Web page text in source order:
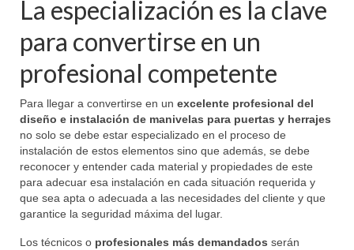
La especialización es la clave
para convertirse en un
profesional competente
Para llegar a convertirse en un excelente profesional del
diseño e instalación de manivelas para puertas y herrajes
no solo se debe estar especializado en el proceso de
instalación de estos elementos sino que además, se debe
reconocer y entender cada material y propiedades de este
para adecuar esa instalación en cada situación requerida y
que sea apta o adecuada a las necesidades del cliente y que
garantice la seguridad máxima del lugar.
Los técnicos o profesionales más demandados serán